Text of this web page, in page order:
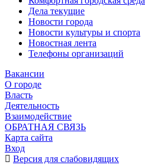
Дела текущие
Новости города
Новости культуры и спорта
Новостная лента
Телефоны организаций
Вакансии
О городе
Власть
Деятельность
Взаимодействие
ОБРАТНАЯ СВЯЗЬ
Карта сайта
Вход
Версия для слабовидящих